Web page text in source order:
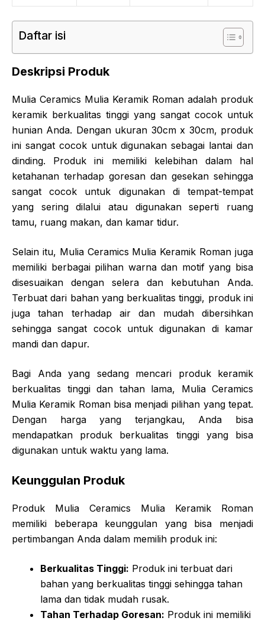
Daftar isi
Deskripsi Produk
Mulia Ceramics Mulia Keramik Roman adalah produk
keramik berkualitas tinggi yang sangat cocok untuk
hunian Anda. Dengan ukuran 30cm x 30cm, produk
ini sangat cocok untuk digunakan sebagai lantai dan
dinding. Produk ini memiliki kelebihan dalam hal
ketahanan terhadap goresan dan gesekan sehingga
sangat cocok untuk digunakan di tempat-tempat
yang sering dilalui atau digunakan seperti ruang
tamu, ruang makan, dan kamar tidur.
Selain itu, Mulia Ceramics Mulia Keramik Roman juga
memiliki berbagai pilihan warna dan motif yang bisa
disesuaikan dengan selera dan kebutuhan Anda.
Terbuat dari bahan yang berkualitas tinggi, produk ini
juga tahan terhadap air dan mudah dibersihkan
sehingga sangat cocok untuk digunakan di kamar
mandi dan dapur.
Bagi Anda yang sedang mencari produk keramik
berkualitas tinggi dan tahan lama, Mulia Ceramics
Mulia Keramik Roman bisa menjadi pilihan yang tepat.
Dengan harga yang terjangkau, Anda bisa
mendapatkan produk berkualitas tinggi yang bisa
digunakan untuk waktu yang lama.
Keunggulan Produk
Produk Mulia Ceramics Mulia Keramik Roman
memiliki beberapa keunggulan yang bisa menjadi
pertimbangan Anda dalam memilih produk ini:
Berkualitas Tinggi: Produk ini terbuat dari
bahan yang berkualitas tinggi sehingga tahan
lama dan tidak mudah rusak.
Tahan Terhadap Goresan: Produk ini memiliki